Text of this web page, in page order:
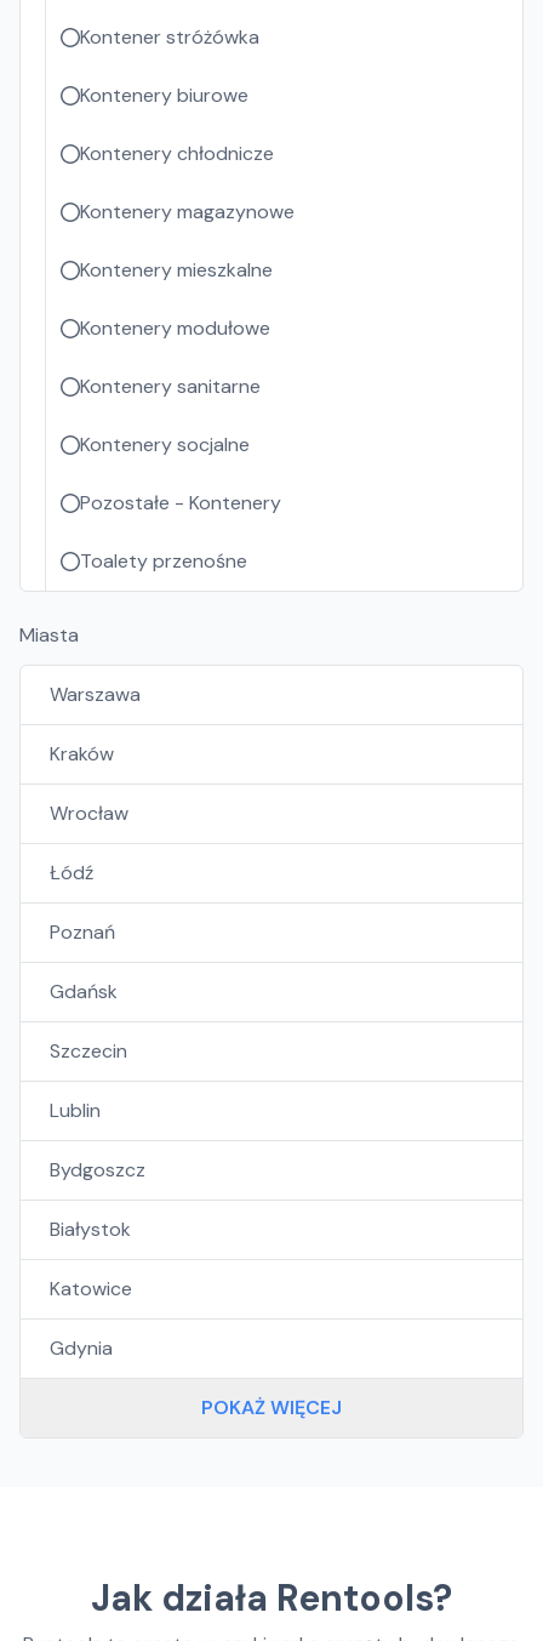
Kontener stróżówka
Kontenery biurowe
Kontenery chłodnicze
Kontenery magazynowe
Kontenery mieszkalne
Kontenery modułowe
Kontenery sanitarne
Kontenery socjalne
Pozostałe - Kontenery
Toalety przenośne
Miasta
Warszawa
Kraków
Wrocław
Łódź
Poznań
Gdańsk
Szczecin
Lublin
Bydgoszcz
Białystok
Katowice
Gdynia
POKAŻ WIĘCEJ
Jak działa Rentools?